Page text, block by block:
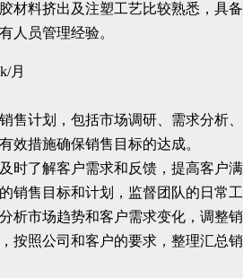
材料挤出及注塑工艺比较熟悉，具
人员管理经验。
月
售计划，包括市场调研、需求分析
效措施确保销售目标的达成。
时了解客户需求和反馈，提高客户满
销售目标和计划，监督团队的日常
析市场趋势和客户需求变化，调整销
按照公司和客户的要求，整理汇总销